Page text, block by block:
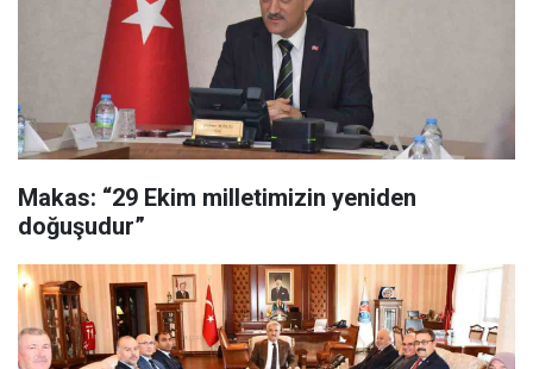
Makas: “29 Ekim milletimizin yeniden
doğuşudur”